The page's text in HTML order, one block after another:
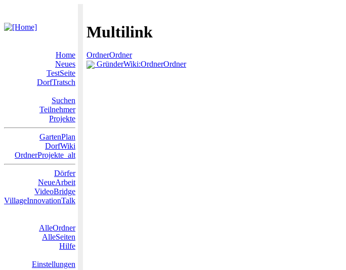
Multilink
Home
Neues
TestSeite
DorfTratsch
Suchen
Teilnehmer
Projekte
GartenPlan
DorfWiki
OrdnerProjekte_alt
Dörfer
NeueArbeit
VideoBridge
VillageInnovationTalk
AlleOrdner
AlleSeiten
Hilfe
Einstellungen
OrdnerOrdner
GründerWiki:OrdnerOrdner